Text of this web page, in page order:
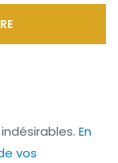
En
vos